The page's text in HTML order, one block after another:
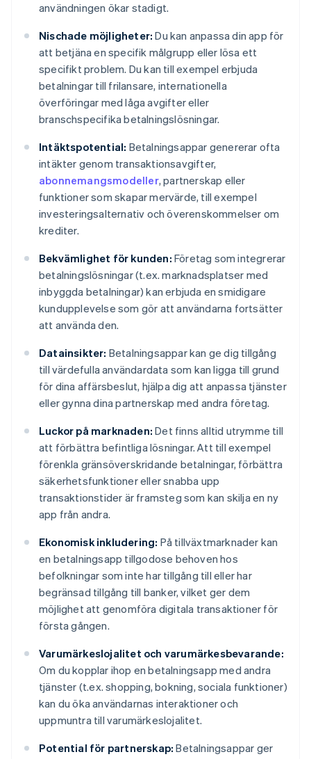
användningen ökar stadigt.
Nischade möjligheter: Du kan anpassa din app för
att betjäna en specifik målgrupp eller lösa ett
specifikt problem. Du kan till exempel erbjuda
betalningar till frilansare, internationella
överföringar med låga avgifter eller
branschspecifika betalningslösningar.
Intäktspotential: Betalningsappar genererar ofta
intäkter genom transaktionsavgifter,
abonnemangsmodeller, partnerskap eller
funktioner som skapar mervärde, till exempel
investeringsalternativ och överenskommelser om
krediter.
Bekvämlighet för kunden: Företag som integrerar
betalningslösningar (t.ex. marknadsplatser med
inbyggda betalningar) kan erbjuda en smidigare
kundupplevelse som gör att användarna fortsätter
att använda den.
Datainsikter: Betalningsappar kan ge dig tillgång
till värdefulla användardata som kan ligga till grund
för dina affärsbeslut, hjälpa dig att anpassa tjänster
eller gynna dina partnerskap med andra företag.
Luckor på marknaden: Det finns alltid utrymme till
att förbättra befintliga lösningar. Att till exempel
förenkla gränsöverskridande betalningar, förbättra
säkerhetsfunktioner eller snabba upp
transaktionstider är framsteg som kan skilja en ny
app från andra.
Ekonomisk inkludering: På tillväxtmarknader kan
en betalningsapp tillgodose behoven hos
befolkningar som inte har tillgång till eller har
begränsad tillgång till banker, vilket ger dem
möjlighet att genomföra digitala transaktioner för
första gången.
Varumärkeslojalitet och varumärkesbevarande:
Om du kopplar ihop en betalningsapp med andra
tjänster (t.ex. shopping, bokning, sociala funktioner)
kan du öka användarnas interaktioner och
uppmuntra till varumärkeslojalitet.
Potential för partnerskap: Betalningsappar ger